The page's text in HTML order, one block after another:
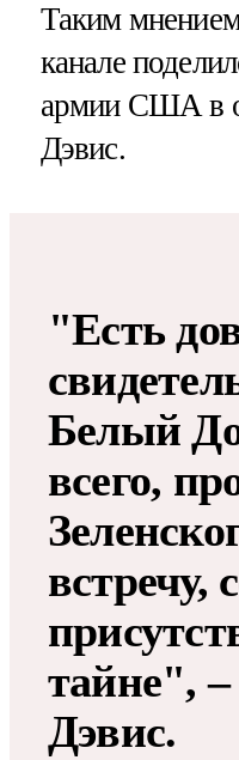
Таким
канале
армии США в
Дэвис.
"Есть
Белый
всего,
встречу,
тайне",
Дэвис.